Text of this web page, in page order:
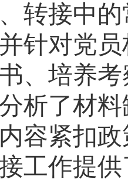
转接中
针对党
、培养
析了材
容紧扣
工作提